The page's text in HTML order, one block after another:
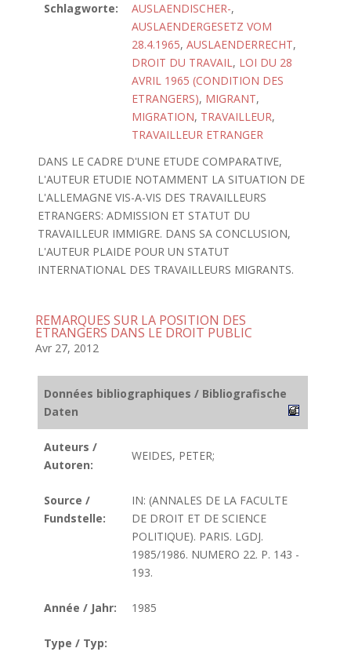
Schlagworte:
AUSLAENDISCHER-,
AUSLAENDERGESETZ VOM
28.4.1965, AUSLAENDERRECHT,
DROIT DU TRAVAIL, LOI DU 28
AVRIL 1965 (CONDITION DES
ETRANGERS), MIGRANT,
MIGRATION, TRAVAILLEUR,
TRAVAILLEUR ETRANGER
DANS LE CADRE D'UNE ETUDE COMPARATIVE,
L'AUTEUR ETUDIE NOTAMMENT LA SITUATION DE
L'ALLEMAGNE VIS-A-VIS DES TRAVAILLEURS
ETRANGERS: ADMISSION ET STATUT DU
TRAVAILLEUR IMMIGRE. DANS SA CONCLUSION,
L'AUTEUR PLAIDE POUR UN STATUT
INTERNATIONAL DES TRAVAILLEURS MIGRANTS.
REMARQUES SUR LA POSITION DES
ETRANGERS DANS LE DROIT PUBLIC
Avr 27, 2012
Données bibliographiques / Bibliografische
Daten
Auteurs /
Autoren:
WEIDES, PETER;
Source /
Fundstelle:
IN: (ANNALES DE LA FACULTE
DE DROIT ET DE SCIENCE
POLITIQUE). PARIS. LGDJ.
1985/1986. NUMERO 22. P. 143 -
193.
Année / Jahr: 1985
Type / Typ: